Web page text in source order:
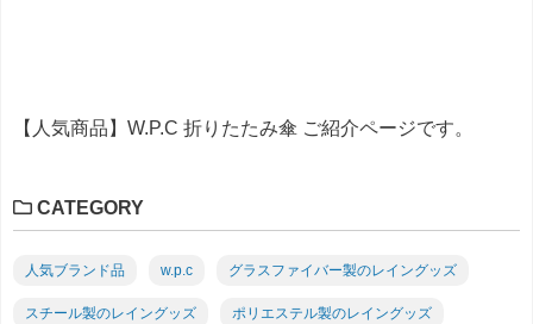
【人気商品】W.P.C 折りたたみ傘 ご紹介ページです。
CATEGORY
人気ブランド品 w.p.c グラスファイバー製のレイングッズ
スチール製のレイングッズ ポリエステル製のレイングッズ